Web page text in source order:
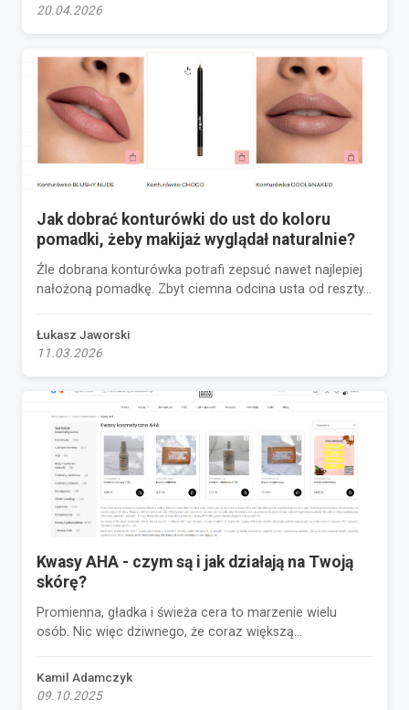
20.04.2026
Jak dobrać konturówki do ust do koloru
pomadki, żeby makijaż wyglądał naturalnie?
Źle dobrana konturówka potrafi zepsuć nawet najlepiej
nałożoną pomadkę. Zbyt ciemna odcina usta od reszty...
Łukasz Jaworski
11.03.2026
Kwasy AHA - czym są i jak działają na Twoją
skórę?
Promienna, gładka i świeża cera to marzenie wielu
osób. Nic więc dziwnego, że coraz większą...
Kamil Adamczyk
09.10.2025